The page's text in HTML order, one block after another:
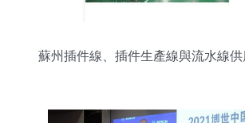
蘇州插件線、插件生產線與流水線